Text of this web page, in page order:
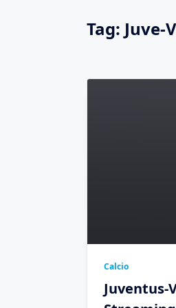
Tag: Juve-
Calcio
Juventus-